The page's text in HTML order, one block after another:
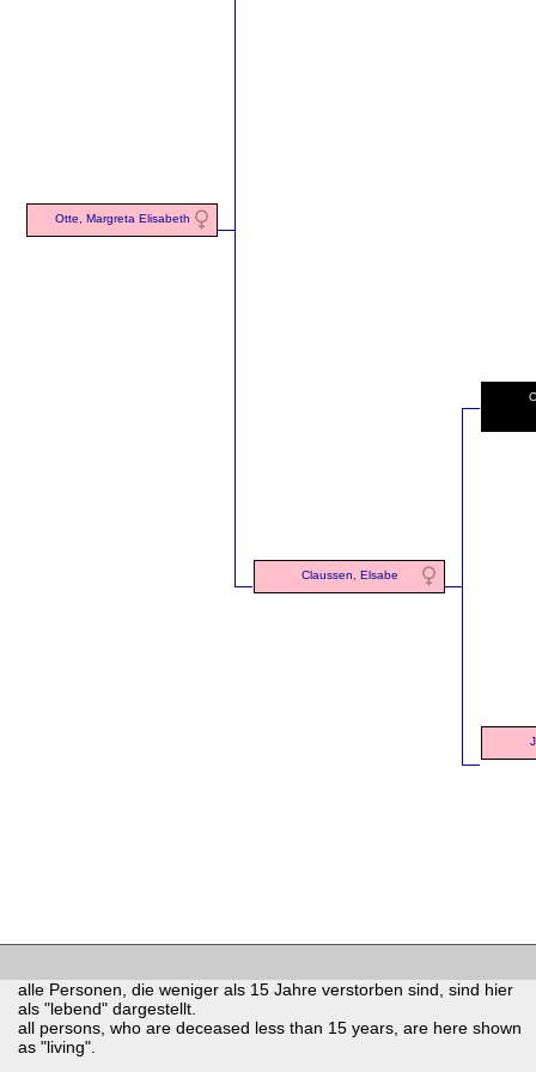
Otte, Margreta Elisabeth
Claussen, Elsabe
alle Personen, die weniger als 15 Jahre verstorben sind, sind hier
als "lebend" dargestellt.
all persons, who are deceased less than 15 years, are here shown
as "living".